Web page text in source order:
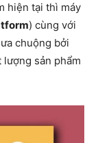
hiện tại thì máy
) cùng với
chuộng bởi
sản phẩm